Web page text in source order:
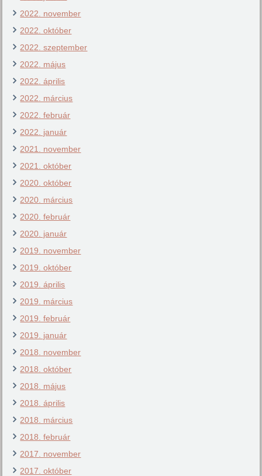
2022. november
2022. október
2022. szeptember
2022. május
2022. április
2022. március
2022. február
2022. január
2021. november
2021. október
2020. október
2020. március
2020. február
2020. január
2019. november
2019. október
2019. április
2019. március
2019. február
2019. január
2018. november
2018. október
2018. május
2018. április
2018. március
2018. február
2017. november
2017. október